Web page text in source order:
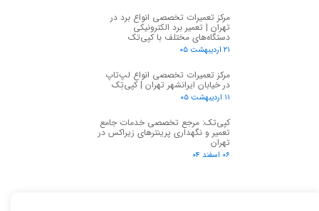
مرکز تعمیرات تخصصی انواع برد در
تهران | تعمیر برد الکترونیکی
دستگاه‌های مختلف با کپی‌تک
۲۱ اردیبهشت ۰۵
مرکز تعمیرات تخصصی انواع لپ‌تاپ
در خیابان ایرانشهر تهران | کپی‌تِک
۱۱ اردیبهشت ۰۵
کپی‌تک: مرجع تخصصی خدمات جامع
تعمیر و نگهداری پرینترهای زیراکس در
تهران
۰۶ اسفند ۰۴